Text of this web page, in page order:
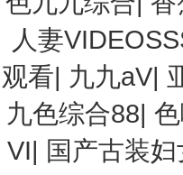
人妻
观看| 九九aV|
九色综合88|
VI| 国产古装